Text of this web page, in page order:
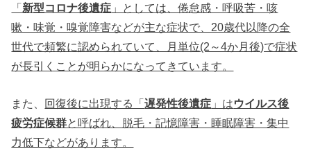
「新型コロナ後遺症 」としては、倦怠感・呼吸苦・咳
嗽・味覚・嗅覚障害などが主な症状で、20歳代以降の全
世代で頻繁に認められていて、月単位(2～4か月後)で症状
が長引くことが明らかになってきています。
また、 回復後に出現する「遅発性後遺症 」はウイルス後
疲労症候群と呼ばれ、脱毛・記憶障害・睡眠障害・集中
力低下などがあります。